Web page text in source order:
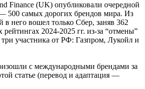
Finance (UK) опубликовали очередной
500 самых дорогих брендов мира. Из
в него вошел только Сбер, заняв 362
2024-2025 гг. из-за “отмены”
участника от РФ: Газпром, Лукойл и
с международными брендами за
статье (перевод и адаптация —